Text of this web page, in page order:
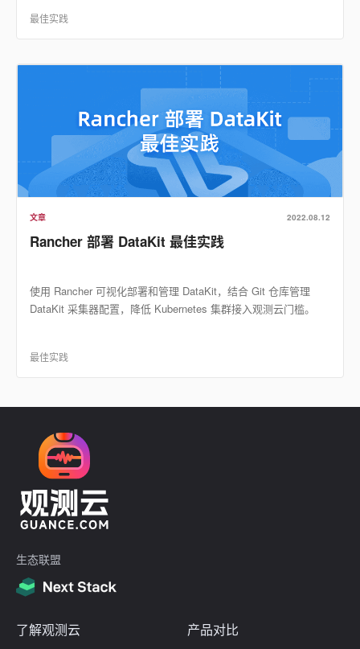
最佳实践
文章 2022.08.12
Rancher 部署 DataKit 最佳实践
使用 Rancher 可视化部署和管理 DataKit，结合 Git 仓库管理
DataKit 采集器配置，降低 Kubernetes 集群接入观测云门槛。
最佳实践
生态联盟
了解观测云 产品对比